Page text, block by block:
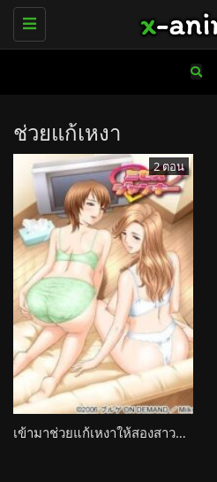
Toggle
navigation
ช่วยแก้เหงา
2 ตอน
เข้ามาช่วยแก้เหงาให้สองสาวแม่บ้านเหงาหีอยู่นานแล้ว Mrs. Junkie